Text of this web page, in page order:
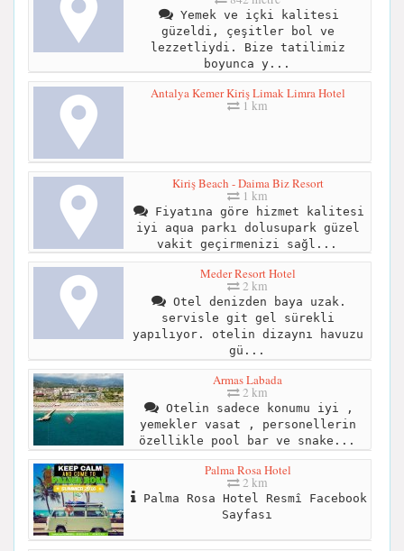
Yemek ve içki kalitesi
güzeldi, çeşitler bol ve
lezzetliydi. Bize tatilimiz
boyunca y...
Antalya Kemer Kiriş Limak Limra Hotel
1 km
Kiriş Beach - Daima Biz Resort
1 km
Fiyatına göre hizmet kalitesi
iyi aqua parkı dolusupark güzel
vakit geçirmenizi sağl...
Meder Resort Hotel
2 km
Otel denizden baya uzak.
servisle git gel sürekli
yapılıyor. otelin dizaynı havuzu
gü...
Armas Labada
2 km
Otelin sadece konumu iyi ,
yemekler vasat , personellerin
özellikle pool bar ve snake...
Palma Rosa Hotel
2 km
Palma Rosa Hotel Resmî Facebook
Sayfası